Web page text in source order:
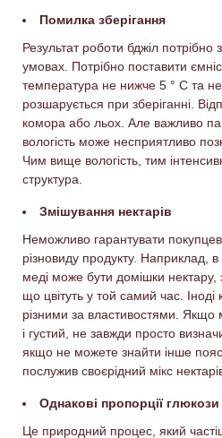
Помилка зберігання
Результат роботи бджіл потрібно
умовах. Потрібно поставити
температура не нижче 5 ° C та
розшарується при зберіганні.
комора або льох. Але важливо
вологість може несприятливо
Чим вище вологість, тим
структура.
Змішування нектарів
Неможливо гарантувати
різновиду продукту. Наприклад,
меді може бути домішки нектару,
що цвітуть у той самий час.
різними за властивостями. Якщо
і густий, не завжди просто
якщо не можете знайти інше
послужив своєрідний мікс
Однакові пропорції
Це природний процес, який